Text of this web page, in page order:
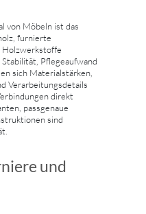
von Möbeln ist das
furnierte
Holzwerkstoffe
Pflegeaufwand
sich Materialstärken,
Verarbeitungsdetails
direkt
passgenaue
sind
und